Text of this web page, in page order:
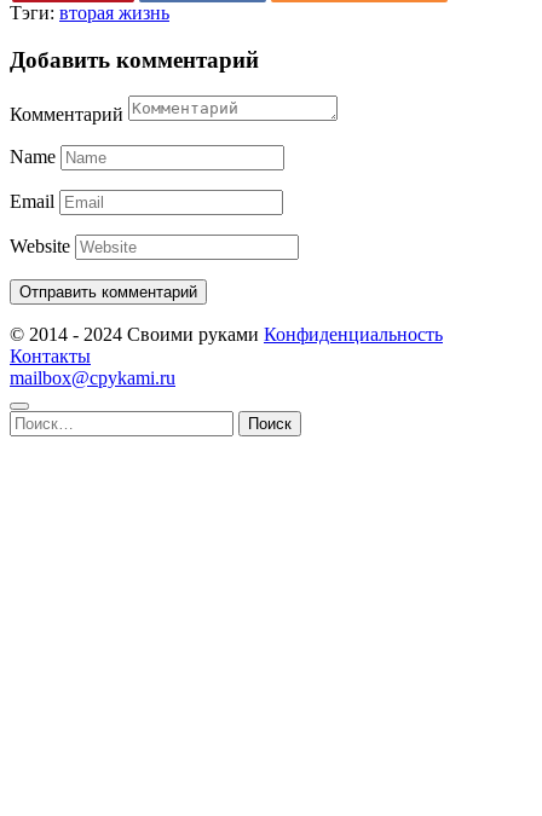
Тэги: вторая жизнь
Добавить комментарий
Комментарий
Name
Email
Website
© 2014 - 2024 Своими руками Конфиденциальность
Контакты
mailbox@cpykami.ru
Найти: